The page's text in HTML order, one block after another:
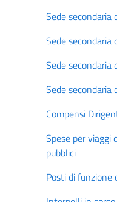
Sede secondaria
Sede secondaria
Sede secondaria
Sede secondaria
Compensi
Spese per viaggi
pubblici
Posti di funzione